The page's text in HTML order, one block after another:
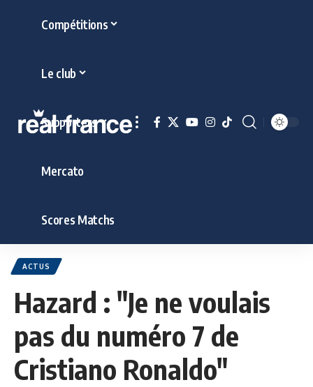
Compétitions
Le club
Supporters
Mercato
Scores Matchs
ACTUS
Hazard : "Je ne voulais
pas du numéro 7 de
Cristiano Ronaldo"